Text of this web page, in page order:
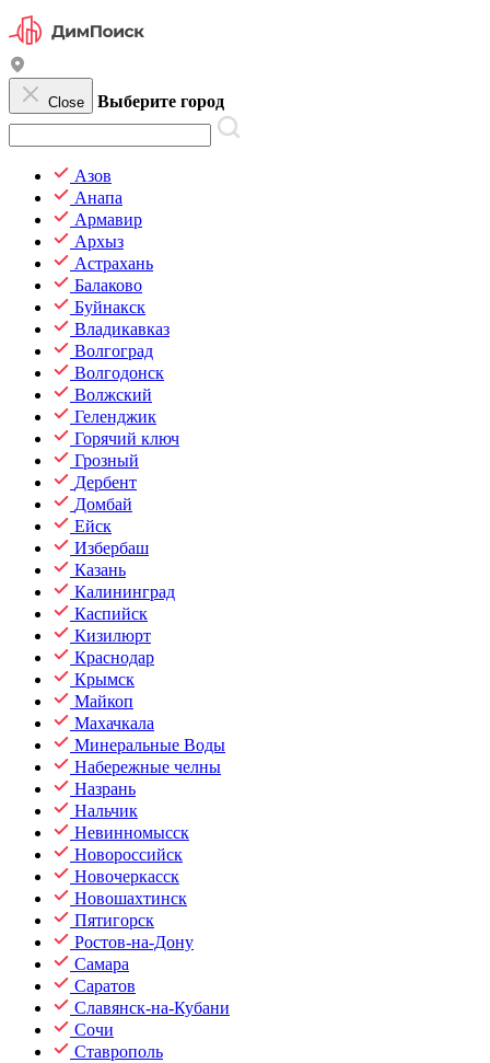
Close Выберите город
Азов
Анапа
Армавир
Архыз
Астрахань
Балаково
Буйнакск
Владикавказ
Волгоград
Волгодонск
Волжский
Геленджик
Горячий ключ
Грозный
Дербент
Домбай
Ейск
Избербаш
Казань
Калининград
Каспийск
Кизилюрт
Краснодар
Крымск
Майкоп
Махачкала
Минеральные Воды
Набережные челны
Назрань
Нальчик
Невинномысск
Новороссийск
Новочеркасск
Новошахтинск
Пятигорск
Ростов-на-Дону
Самара
Саратов
Славянск-на-Кубани
Сочи
Ставрополь